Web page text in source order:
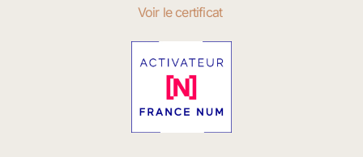
Voir le certificat